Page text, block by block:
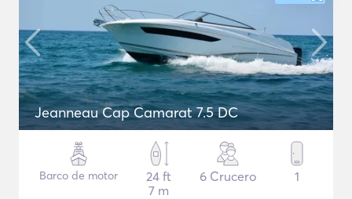
Jeanneau Cap Camarat 7.5 DC
Barco de motor
24 ft
7 m
6 Crucero 1